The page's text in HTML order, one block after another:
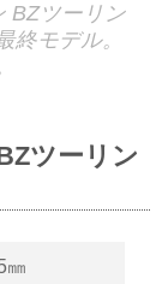
BZツーリン
終モデル。
ツーリン
㎜